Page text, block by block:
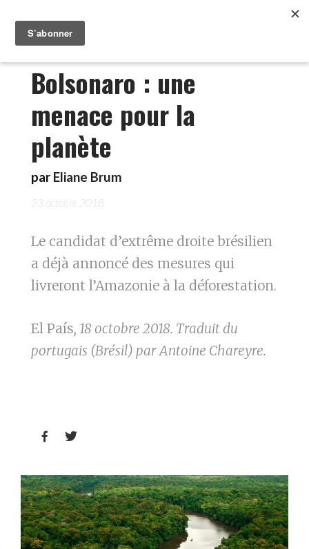
Bolsonaro : une
menace pour la
planète
par Eliane Brum
23 octobre 2018
Le candidat d’extrême droite brésilien
a déjà annoncé des mesures qui
livreront l’Amazonie à la déforestation.
El País, 18 octobre 2018. Traduit du
portugais (Brésil) par Antoine Chareyre.
 